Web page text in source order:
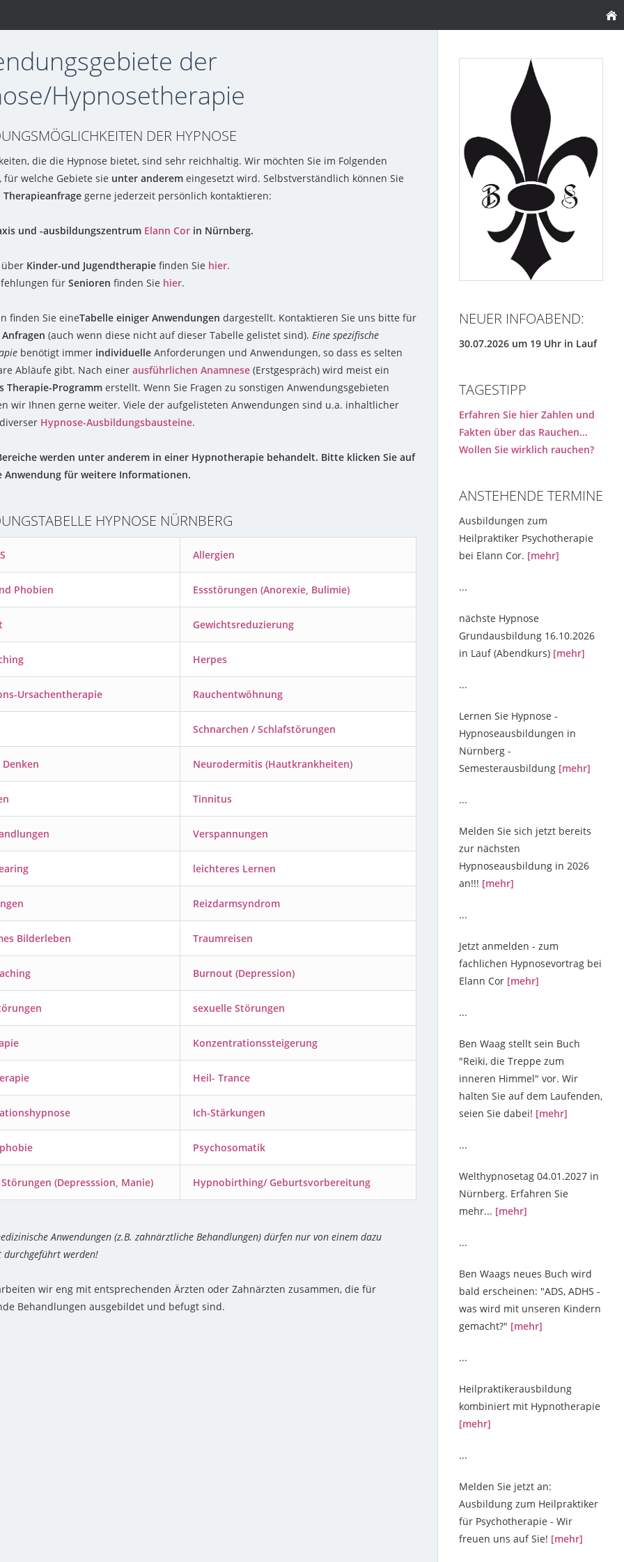
der
Hypnosetherapie
DER HYPNOSE
die die Hypnose bietet, sind sehr reichhaltig. Wir möchten Sie im Folgenden
welche Gebiete sie unter anderem eingesetzt wird. Selbstverständlich können Sie
Therapieanfrage gerne jederzeit persönlich kontaktieren:
und -ausbildungszentrum Elann Cor in Nürnberg.
Kinder-und Jugendtherapie finden Sie hier.
für Senioren finden Sie hier.
finden Sie eineTabelle einiger Anwendungen dargestellt. Kontaktieren Sie uns bitte für
(auch wenn diese nicht auf dieser Tabelle gelistet sind). Eine spezifische
benötigt immer individuelle Anforderungen und Anwendungen, so dass es selten
Abläufe gibt. Nach einer ausführlichen Anamnese (Erstgespräch) wird meist ein
Therapie-Programm erstellt. Wenn Sie Fragen zu sonstigen Anwendungsgebieten
wir Ihnen gerne weiter. Viele der aufgelisteten Anwendungen sind u.a. inhaltlicher
Hypnose-Ausbildungsbausteine.
werden unter anderem in einer Hypnotherapie behandelt. Bitte klicken Sie auf
Anwendung für weitere Informationen.
HYPNOSE NÜRNBERG
Allergien
Phobien Essstörungen (Anorexie, Bulimie)
Gewichtsreduzierung
Herpes
Ursachentherapie Rauchentwöhnung
Schnarchen / Schlafstörungen
Neurodermitis (Hautkrankheiten)
Tinnitus
Verspannungen
leichteres Lernen
Reizdarmsyndrom
Bilderleben Traumreisen
Burnout (Depression)
sexuelle Störungen
Konzentrationssteigerung
Heil- Trance
Ich-Stärkungen
Psychosomatik
(Depresssion, Manie) Hypnobirthing/ Geburtsvorbereitung
Anwendungen (z.B. zahnärztliche Behandlungen) dürfen nur von einem dazu
durchgeführt werden!
wir eng mit entsprechenden Ärzten oder Zahnärzten zusammen, die für
Behandlungen ausgebildet und befugt sind.
NEUER INFOABEND:
30.07.2026 um 19 Uhr in Lauf
TAGESTIPP
Erfahren Sie hier Zahlen und
Fakten über das Rauchen...
Wollen Sie wirklich rauchen?
ANSTEHENDE TERMINE
Ausbildungen zum
Heilpraktiker Psychotherapie
bei Elann Cor. [mehr]
...
nächste Hypnose
Grundausbildung 16.10.2026
in Lauf (Abendkurs) [mehr]
...
Lernen Sie Hypnose -
Hypnoseausbildungen in
Nürnberg -
Semesterausbildung [mehr]
...
Melden Sie sich jetzt bereits
zur nächsten
Hypnoseausbildung in 2026
an!!! [mehr]
...
Jetzt anmelden - zum
fachlichen Hypnosevortrag bei
Elann Cor [mehr]
...
Ben Waag stellt sein Buch
"Reiki, die Treppe zum
inneren Himmel" vor. Wir
halten Sie auf dem Laufenden,
seien Sie dabei! [mehr]
...
Welthypnosetag 04.01.2027 in
Nürnberg. Erfahren Sie
mehr... [mehr]
...
Ben Waags neues Buch wird
bald erscheinen: "ADS, ADHS -
was wird mit unseren Kindern
gemacht?" [mehr]
...
Heilpraktikerausbildung
kombiniert mit Hypnotherapie
[mehr]
...
Melden Sie jetzt an:
Ausbildung zum Heilpraktiker
für Psychotherapie - Wir
freuen uns auf Sie! [mehr]